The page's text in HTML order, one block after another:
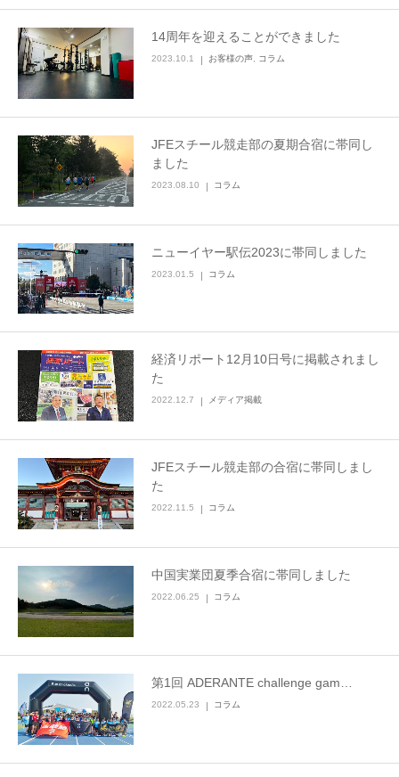
14周年を迎えることができました
2023.10.1 お客様の声 コラム
JFEスチール競走部の夏期合宿に帯同し
ました
2023.08.10 コラム
ニューイヤー駅伝2023に帯同しました
2023.01.5 コラム
経済リポート12月10日号に掲載されまし
た
2022.12.7 メディア掲載
JFEスチール競走部の合宿に帯同しまし
た
2022.11.5 コラム
中国実業団夏季合宿に帯同しました
2022.06.25 コラム
第1回 ADERANTE challenge gam…
2022.05.23 コラム